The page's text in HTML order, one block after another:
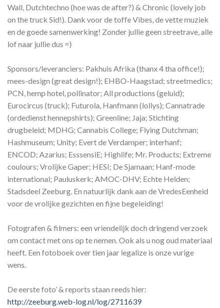
Wall, Dutchtechno (hoe was de after?) & Chronic (lovely job
on the truck Sid!). Dank voor de toffe Vibes, de vette muziek
en de goede samenwerking! Zonder jullie geen streetrave, alle
lof naar jullie dus =)
Sponsors/leveranciers: Pakhuis Afrika (thanx 4 tha office!);
mees-design (great design!); EHBO-Haagstad; streetmedics;
PCN, hemp hotel, pollinator; All productions (geluid);
Eurocircus (truck); Futurola, Hanfmann (lollys); Cannatrade
(ordedienst hennepshirts); Greenline; Jaja; Stichting
drugbeleid; MDHG; Cannabis College; Flying Dutchman;
Hashmuseum; Unity; Evert de Verdamper; interhanf;
ENCOD; Azarius; EsssensiE; Highlife; Mr. Products; Extreme
coulours; Vrolijke Gaper; HESI; De Sjamaan; Hanf-mode
international; Pauluskerk; AMOC-DHV; Echte Helden;
Stadsdeel Zeeburg. En natuurlijk dank aan de VredesEenheid
voor de vrolijke gezichten en fijne begeleiding!
Fotografen & filmers: een vriendelijk doch dringend verzoek
om contact met ons op te nemen. Ook als u nog oud materiaal
heeft. Een fotoboek over tien jaar legalize is onze vurige
wens.
De eerste foto’ & reports staan reeds hier:
http://zeeburg.web-log.nl/log/2711639